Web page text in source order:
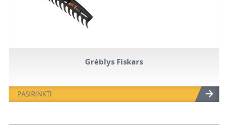
Grėblys Fiskars
PASIRINKTI